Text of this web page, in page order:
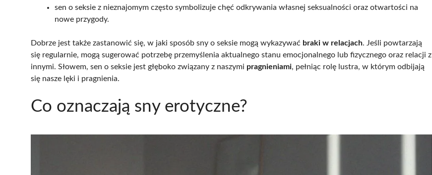
sen o seksie z nieznajomym często symbolizuje chęć odkrywania własnej seksualności oraz otwartości na
nowe przygody.
Dobrze jest także zastanowić się, w jaki sposób sny o seksie mogą wykazywać braki w relacjach. Jeśli powtarzają
się regularnie, mogą sugerować potrzebę przemyślenia aktualnego stanu emocjonalnego lub fizycznego oraz relacji z
innymi. Słowem, sen o seksie jest głęboko związany z naszymi pragnieniami, pełniąc rolę lustra, w którym odbijają
się nasze lęki i pragnienia.
Co oznaczają sny erotyczne?